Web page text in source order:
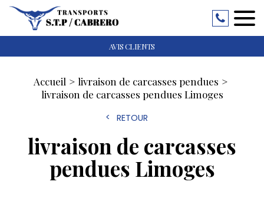
AVIS CLIENTS
Accueil
livraison de carcasses pendues
livraison de carcasses pendues Limoges
RETOUR
livraison de carcasses
pendues Limoges